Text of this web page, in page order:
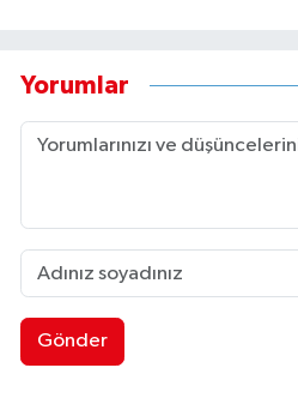
Yorumlar
Gönder